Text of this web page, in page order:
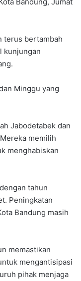
terus bertambah
kunjungan
Minggu yang
Jabodetabek dan
memilih
menghabiskan
tahun
Peningkatan
Bandung masih
memastikan
mengantisipasi
pihak menjaga